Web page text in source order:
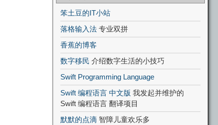
笨土豆的IT小站
落格输入法 专业双拼
香蕉的博客
数字移民 介绍数字生活的小技巧
Swift Programming Language
Swift 编程语言 中文版 我发起并维护的
Swift 编程语言 翻译项目
默默的点滴 智障儿童欢乐多